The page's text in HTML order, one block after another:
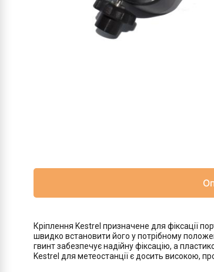
Кріплення Kestrel призначене для фіксації
швидко встановити його у потрібному
гвинт забезпечує надійну фіксацію, а
Kestrel для метеостанції є досить високою,